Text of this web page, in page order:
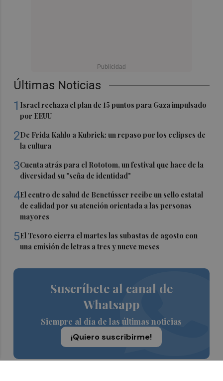
Últimas Noticias
1 Israel rechaza el plan de 15 puntos para Gaza impulsado
por EEUU
2De Frida Kahlo a Kubrick: un repaso por los eclipses de
la cultura
3Cuenta atrás para el Rototom, un festival que hace de la
diversidad su "seña de identidad"
4El centro de salud de Benetússer recibe un sello estatal
de calidad por su atención orientada a las personas
mayores
5El Tesoro cierra el martes las subastas de agosto con
una emisión de letras a tres y nueve meses
Suscríbete al canal de
Whatsapp
Siempre al día de las últimas noticias
¡Quiero suscribirme!